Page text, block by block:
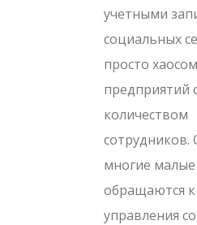
учетными
социальных
просто
предприятий
количеством
сотрудников.
многие
обращаются
управления